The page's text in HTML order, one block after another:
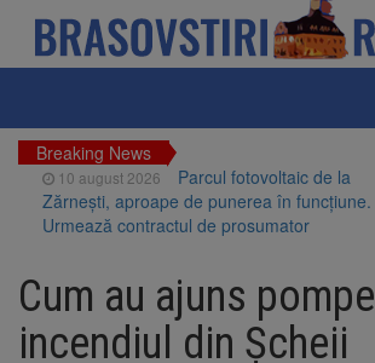
Breaking News
10 august 2026
Parcul fotovoltaic de la
Zărnești, aproape de punerea în funcțiune.
Urmează contractul de prosumator
Blue Stream Line, locul 3 la general în
competiția Formula Student din Spania
10 august 2026
Europa, nepregătită pentru
amenințarea dronelor? Un studiu analizează
Cum au ajuns
incendiul din Șcheii